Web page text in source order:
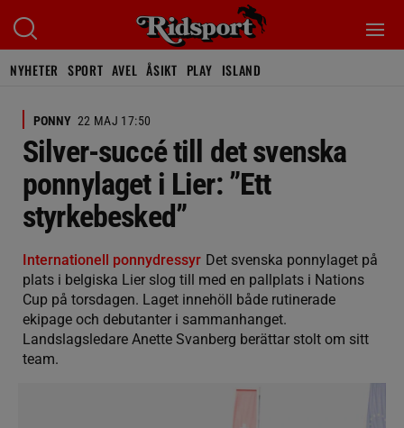
NYHETER SPORT AVEL ÅSIKT PLAY ISLAND
PONNY 22 MAJ 17:50
Silver-succé till det svenska
ponnylaget i Lier: ”Ett
styrkebesked”
Internationell ponnydressyr Det svenska ponnylaget på
plats i belgiska Lier slog till med en pallplats i Nations
Cup på torsdagen. Laget innehöll både rutinerade
ekipage och debutanter i sammanhanget.
Landslagsledare Anette Svanberg berättar stolt om sitt
team.